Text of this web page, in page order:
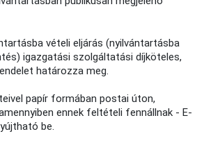
vételi eljárás (nyilvántartásba
igazgatási szolgáltatási díjköteles,
határozza meg.
papír formában postai úton,
ennek feltételi fennállnak - E-
be.